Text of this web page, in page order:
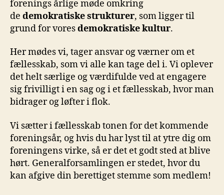
forenings årlige møde omkring
de demokratiske strukturer, som ligger til
grund for voresdemokratiske kultur.
Her mødes vi, tager ansvar og værner om et
fællesskab, som vi alle kan tage del i. Vi oplever
det helt særlige og værdifulde ved at engagere
sig frivilligt i en sag og i et fællesskab, hvor man
bidrager og løfter i flok.
Vi sætter i fællesskab tonen for det kommende
foreningsår, og hvis du har lyst til at ytre dig om
foreningens virke, så er det et godt sted at blive
hørt. Generalforsamlingen er stedet, hvor du
kan afgive din berettiget stemme som medlem!